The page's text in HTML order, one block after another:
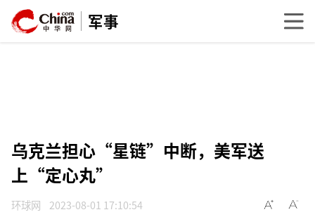
军事
乌克兰担心“星链”中断，美军送
上“定心丸”
环球网 2023-08-01 17:10:54